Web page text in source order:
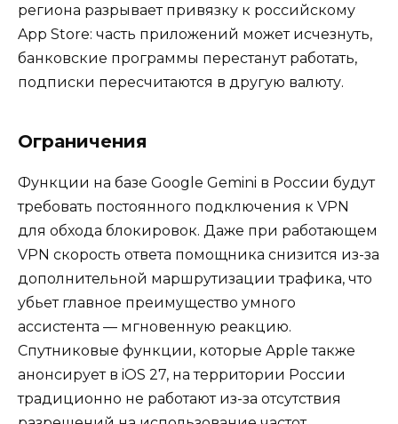
региона разрывает привязку к российскому
App Store: часть приложений может исчезнуть,
банковские программы перестанут работать,
подписки пересчитаются в другую валюту.
Ограничения
Функции на базе Google Gemini в России будут
требовать постоянного подключения к VPN
для обхода блокировок. Даже при работающем
VPN скорость ответа помощника снизится из-за
дополнительной маршрутизации трафика, что
убьет главное преимущество умного
ассистента — мгновенную реакцию.
Спутниковые функции, которые Apple также
анонсирует в iOS 27, на территории России
традиционно не работают из-за отсутствия